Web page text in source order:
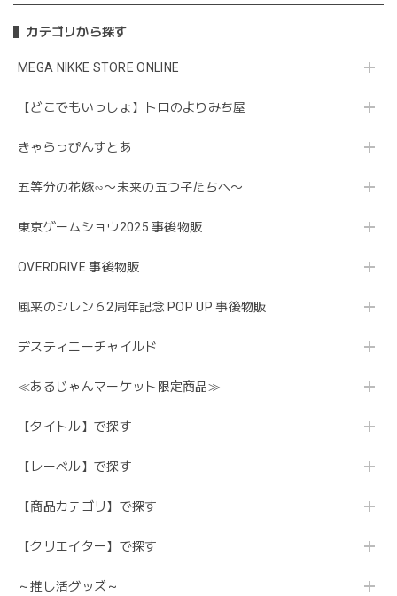
カテゴリから探す
MEGA NIKKE STORE ONLINE
【どこでもいっしょ】トロのよりみち屋
きゃらっぴんすとあ
五等分の花嫁∽〜未来の五つ子たちへ〜
東京ゲームショウ2025 事後物販
OVERDRIVE 事後物販
風来のシレン６2周年記念 POP UP 事後物販
デスティニーチャイルド
≪あるじゃんマーケット限定商品≫
【タイトル】で探す
【レーベル】で探す
【商品カテゴリ】で探す
【クリエイター】で探す
～推し活グッズ～